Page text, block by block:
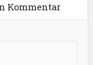
Kommentar